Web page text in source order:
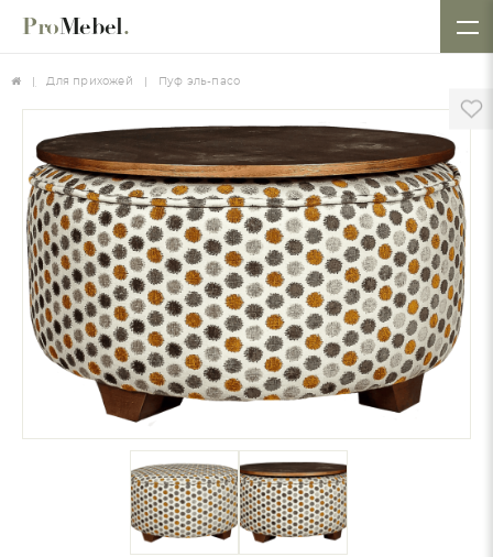
ProMebel.
Для прихожей Пуф эль-пасо